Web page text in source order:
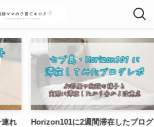
に2週間滞在したブログ
OMO5京都